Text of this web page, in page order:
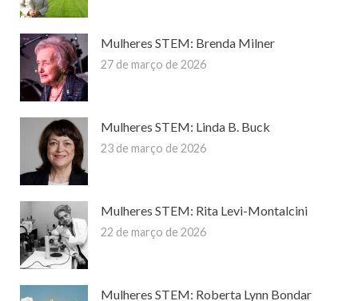
Mulheres STEM: Brenda Milner
27 de março de 2026
Mulheres STEM: Linda B. Buck
23 de março de 2026
Mulheres STEM: Rita Levi-Montalcini
22 de março de 2026
Mulheres STEM: Roberta Lynn Bondar